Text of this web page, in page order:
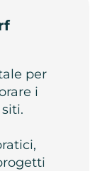
per
i